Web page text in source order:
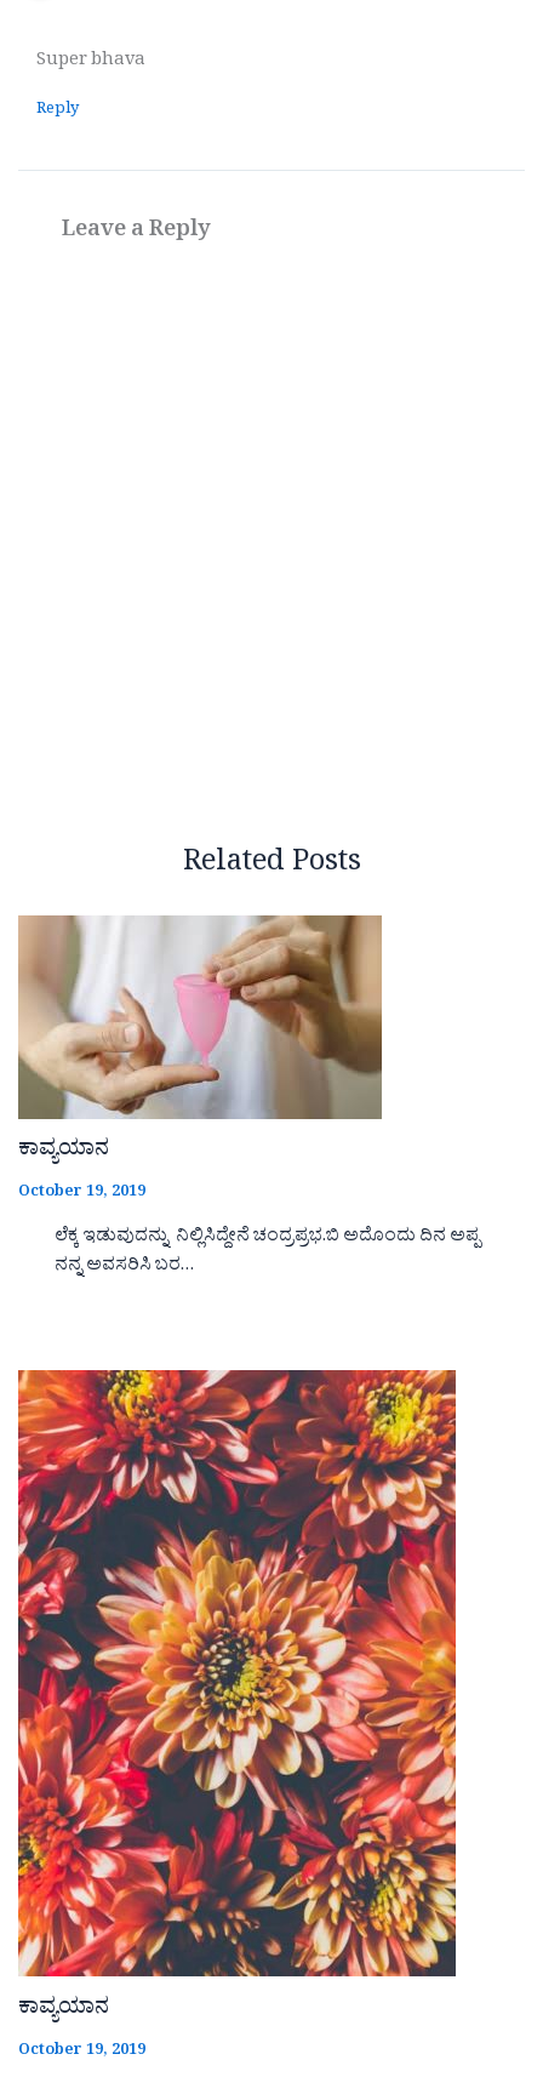
Super bhava
Reply
Leave a Reply
Related Posts
ಕಾವ್ಯಯಾನ
October 19, 2019
ಲೆಕ್ಕ ಇಡುವುದನ್ನು ನಿಲ್ಲಿಸಿದ್ದೇನೆ ಚಂದ್ರಪ್ರಭ.ಬಿ ಅದೊಂದು ದಿನ ಅಪ್ಪ
ನನ್ನ ಅವಸರಿಸಿ ಬರ…
ಕಾವ್ಯಯಾನ
October 19, 2019